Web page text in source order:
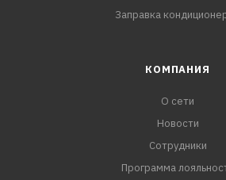
Заправка
КОМПАНИЯ
О сети
Новости
Сотрудники
Программа